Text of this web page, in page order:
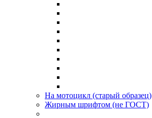
На мотоцикл (старый образец)
Жирным шрифтом (не ГОСТ)